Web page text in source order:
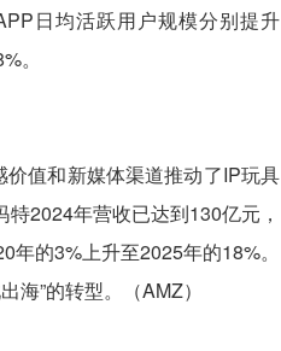
日均活跃用户规模分别提升
。
值和新媒体渠道推动了IP玩具
2024年营收已达到130亿元，
的3%上升至2025年的18%。
海”的转型。（AMZ）